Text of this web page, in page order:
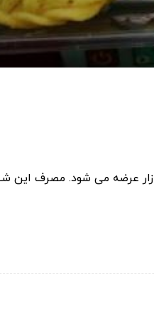
عرضه می شود. مصرف این